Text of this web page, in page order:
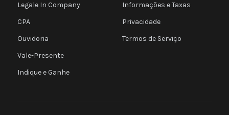
Legale In Company
CPA
Ouvidoria
Vale-Presente
Indique e Ganhe
Informações e Taxas
Privacidade
Termos de Serviço